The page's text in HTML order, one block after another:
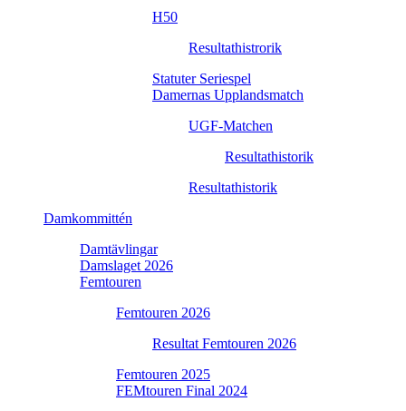
H50
Resultathistrorik
Statuter Seriespel
Damernas Upplandsmatch
UGF-Matchen
Resultathistorik
Resultathistorik
Damkommittén
Damtävlingar
Damslaget 2026
Femtouren
Femtouren 2026
Resultat Femtouren 2026
Femtouren 2025
FEMtouren Final 2024